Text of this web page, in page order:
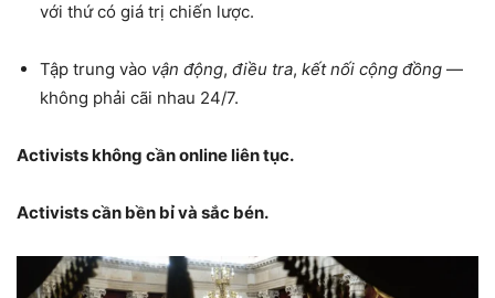
với thứ có giá trị chiến lược.
Tập trung vào vận động, điều tra, kết nối cộng đồng —
không phải cãi nhau 24/7.
Activists không cần online liên tục.
Activists cần bền bỉ và sắc bén.